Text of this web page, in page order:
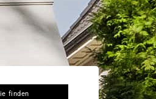
finden